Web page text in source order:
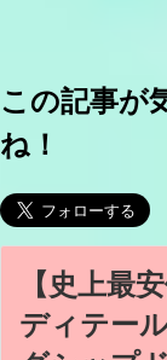
この記事が
ね！
【史上最
ディテー